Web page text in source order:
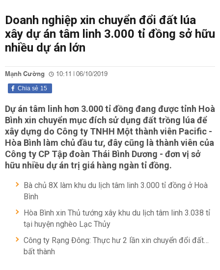
Doanh nghiệp xin chuyển đổi đất lúa
xây dự án tâm linh 3.000 tỉ đồng sở hữu
nhiều dự án lớn
Mạnh Cường 10:11 | 06/10/2019
15
Chia sẻ
Dự án tâm linh hơn 3.000 tỉ đồng đang được tỉnh Hoà
Bình xin chuyển mục đích sử dụng đất trồng lúa để
xây dựng do Công ty TNHH Một thành viên Pacific -
Hòa Bình làm chủ đầu tư, đây cũng là thành viên của
Công ty CP Tập đoàn Thái Bình Dương - đơn vị sở
hữu nhiều dự án trị giá hàng ngàn tỉ đồng.
Bà chủ 8X làm khu du lịch tâm linh 3.000 tỉ đồng ở Hoà
Bình
Hòa Bình xin Thủ tướng xây khu du lịch tâm linh 3.038 tỉ
tại huyện nghèo Lạc Thủy
Công ty Rạng Đông: Thực hư 2 lần xin chuyển đổi đất…
bất thành